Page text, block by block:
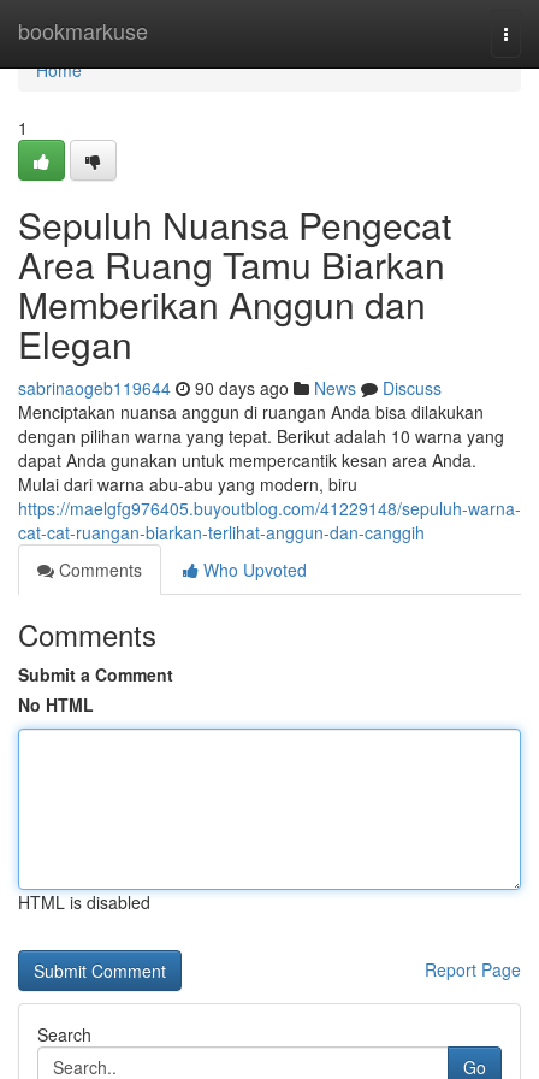
bookmarkuse
Home
Home
1
Sepuluh Nuansa Pengecat
Area Ruang Tamu Biarkan
Memberikan Anggun dan
Elegan
sabrinaogeb119644 90 days ago News
Discuss
Menciptakan nuansa anggun di ruangan Anda bisa dilakukan
dengan pilihan warna yang tepat. Berikut adalah 10 warna yang
dapat Anda gunakan untuk mempercantik kesan area Anda.
Mulai dari warna abu-abu yang modern, biru
https://maelgfg976405.buyoutblog.com/41229148/sepuluh-warna-
cat-cat-ruangan-biarkan-terlihat-anggun-dan-canggih
Comments
Who Upvoted
Comments
Submit a Comment
No HTML
HTML is disabled
Report Page
Search
Go